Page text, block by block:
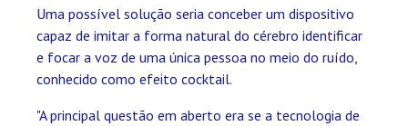
Uma possível solução seria conceber um dispositivo
capaz de imitar a forma natural do cérebro identificar
e focar a voz de uma única pessoa no meio do ruído,
conhecido como efeito cocktail.
"A principal questão em aberto era se a tecnologia de